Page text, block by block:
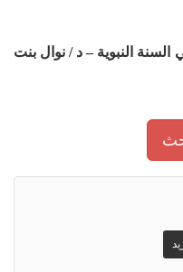
النبوية – د / نوال بنت